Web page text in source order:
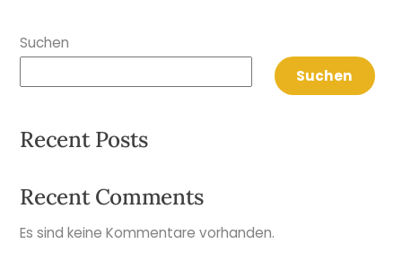
Suchen
Suchen
Recent Posts
Recent Comments
Es sind keine Kommentare vorhanden.